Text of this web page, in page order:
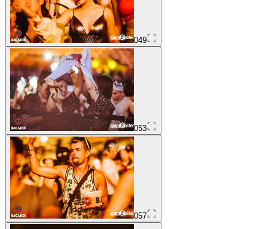
049
053
057